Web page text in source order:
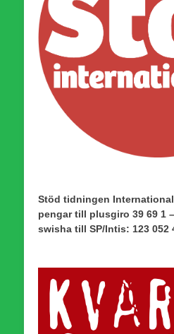
Stöd tidningen
pengar till plusgiro 39 69 1
swisha till SP/Intis: 123 052